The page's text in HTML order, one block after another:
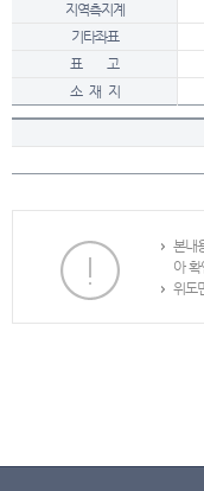
지역측지계
기타좌표
표 고
소 재 지
본내
아 확
위도